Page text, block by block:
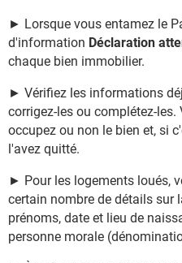
► Lorsque vous entamez le
d'information Déclaration
chaque bien immobilier.
► Vérifiez les informations
corrigez-les ou complétez-les.
occupez ou non le bien et, si
l'avez quitté.
► Pour les logements loués,
certain nombre de détails sur
prénoms, date et lieu de
personne morale